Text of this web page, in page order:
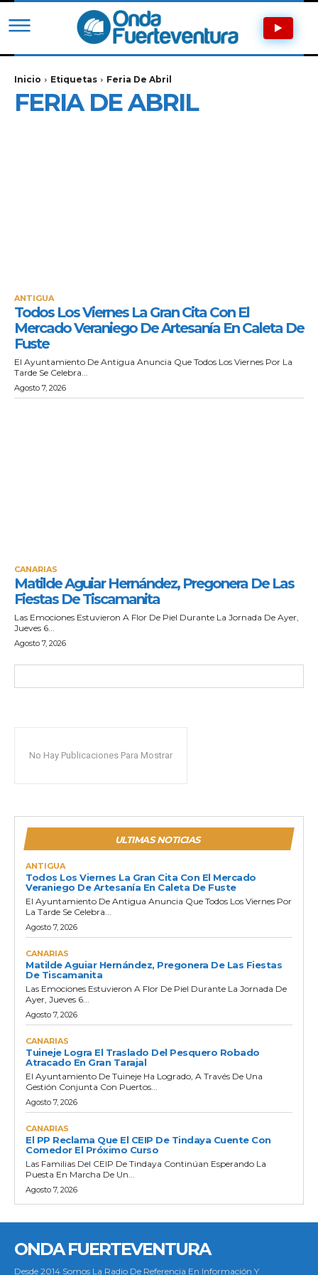
Inicio Etiquetas Feria De Abril
FERIA DE ABRIL
ANTIGUA
Todos Los Viernes La Gran Cita Con El
Mercado Veraniego De Artesanía En Caleta De
Fuste
El Ayuntamiento De Antigua Anuncia Que Todos Los Viernes Por La
Tarde Se Celebra...
Agosto 7, 2026
CANARIAS
Matilde Aguiar Hernández, Pregonera De Las
Fiestas De Tiscamanita
Las Emociones Estuvieron A Flor De Piel Durante La Jornada De Ayer,
Jueves 6...
Agosto 7, 2026
No Hay Publicaciones Para Mostrar
ULTIMAS NOTICIAS
ANTIGUA
Todos Los Viernes La Gran Cita Con El Mercado
Veraniego De Artesanía En Caleta De Fuste
El Ayuntamiento De Antigua Anuncia Que Todos Los Viernes Por
La Tarde Se Celebra...
Agosto 7, 2026
CANARIAS
Matilde Aguiar Hernández, Pregonera De Las Fiestas
De Tiscamanita
Las Emociones Estuvieron A Flor De Piel Durante La Jornada De
Ayer, Jueves 6...
Agosto 7, 2026
CANARIAS
Tuineje Logra El Traslado Del Pesquero Robado
Atracado En Gran Tarajal
El Ayuntamiento De Tuineje Ha Logrado, A Través De Una
Gestión Conjunta Con Puertos...
Agosto 7, 2026
CANARIAS
El PP Reclama Que El CEIP De Tindaya Cuente Con
Comedor El Próximo Curso
Las Familias Del CEIP De Tindaya Continúan Esperando La
Puesta En Marcha De Un...
Agosto 7, 2026
ONDA FUERTEVENTURA
Desde 2014 Somos La Radio De Referencia En Información Y